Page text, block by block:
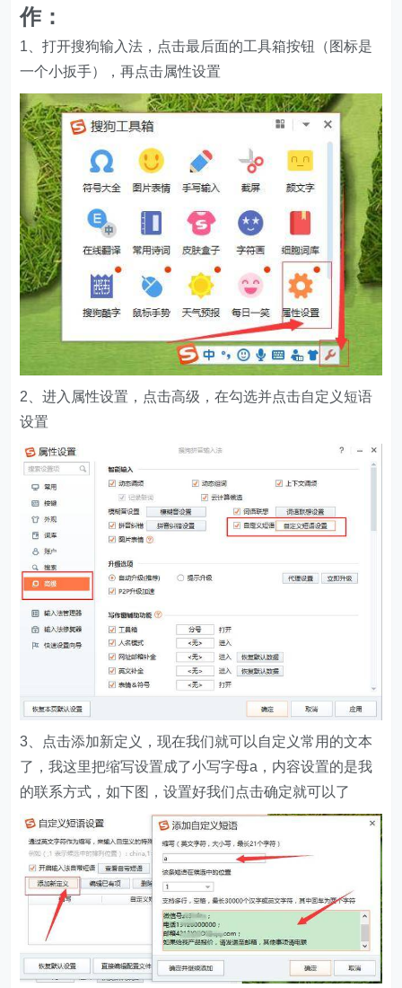
作：
1、打开搜狗输入法，点击最后面的工具箱按钮（图标是
一个小扳手），再点击属性设置
2、进入属性设置，点击高级，在勾选并点击自定义短语
设置
3、点击添加新定义，现在我们就可以自定义常用的文本
了，我这里把缩写设置成了小写字母a，内容设置的是我
的联系方式，如下图，设置好我们点击确定就可以了